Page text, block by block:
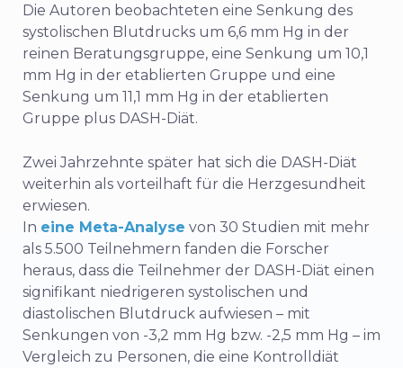
Die Autoren beobachteten eine Senkung des
systolischen Blutdrucks um 6,6 mm Hg in der
reinen Beratungsgruppe, eine Senkung um 10,1
mm Hg in der etablierten Gruppe und eine
Senkung um 11,1 mm Hg in der etablierten
Gruppe plus DASH-Diät.
Zwei Jahrzehnte später hat sich die DASH-Diät
weiterhin als vorteilhaft für die Herzgesundheit
erwiesen.
In eine Meta-Analyse von 30 Studien mit mehr
als 5.500 Teilnehmern fanden die Forscher
heraus, dass die Teilnehmer der DASH-Diät einen
signifikant niedrigeren systolischen und
diastolischen Blutdruck aufwiesen – mit
Senkungen von -3,2 mm Hg bzw. -2,5 mm Hg – im
Vergleich zu Personen, die eine Kontrolldiät